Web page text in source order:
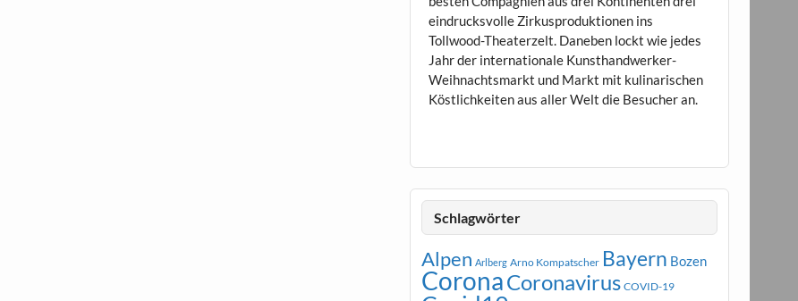
eindrucksvolle Zirkusproduktionen ins
Tollwood-Theaterzelt. Daneben lockt wie jedes
Jahr der internationale Kunsthandwerker-
Weihnachtsmarkt und Markt mit kulinarischen
Köstlichkeiten aus aller Welt die Besucher an.
Schlagwörter
Alpen Arlberg Arno Kompatscher Bayern Bozen
CoronaCoronavirus COVID-19